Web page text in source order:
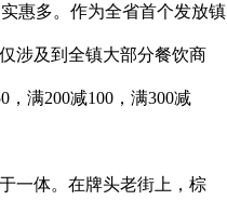
惠多。作为全省首个发放镇
涉及到全镇大部分餐饮商
满200减100，满300减
一体。在牌头老街上，棕